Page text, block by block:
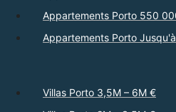
Appartements Porto 550
Appartements Porto
Villas Porto 3,5M – 6M €